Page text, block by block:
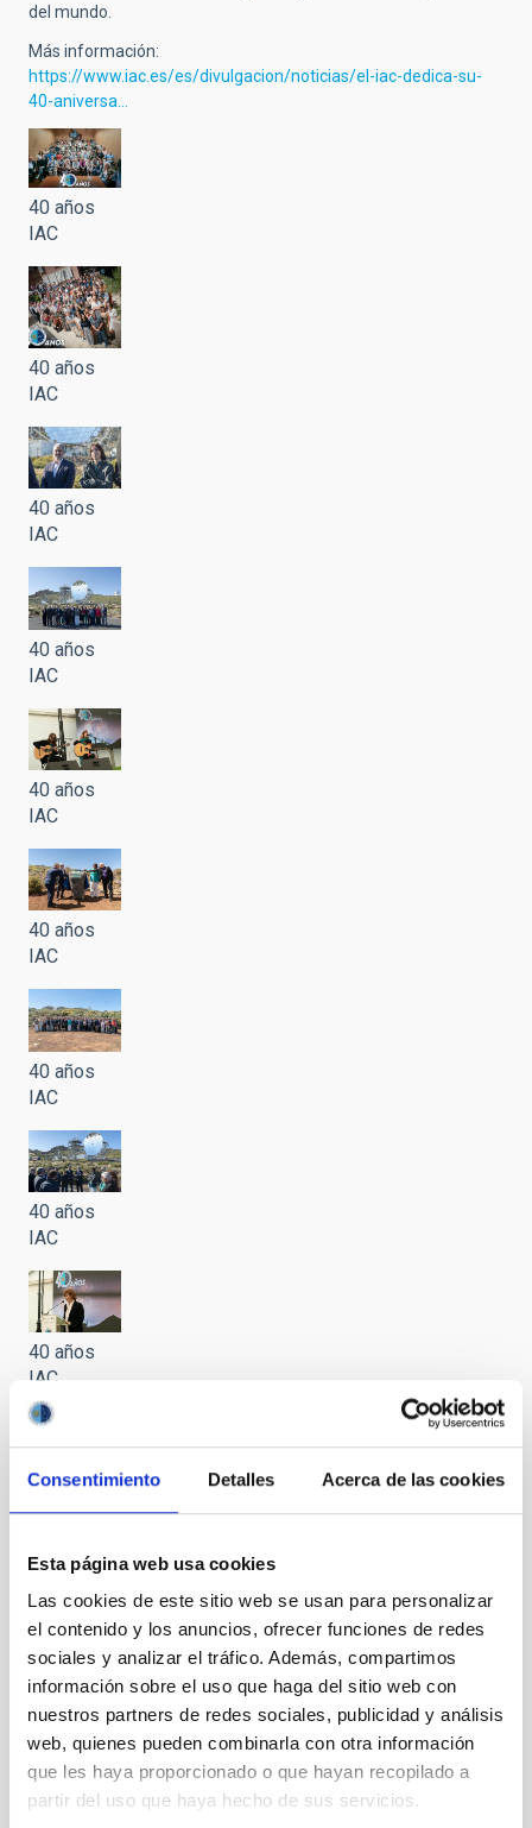
Consentimiento Detalles Acerca de las cookies
Esta página web usa cookies
Las cookies de este sitio web se usan para personalizar
el contenido y los anuncios, ofrecer funciones de redes
sociales y analizar el tráfico. Además, compartimos
información sobre el uso que haga del sitio web con
nuestros partners de redes sociales, publicidad y análisis
web, quienes pueden combinarla con otra información
que les haya proporcionado o que hayan recopilado a
partir del uso que haya hecho de sus servicios.
del mundo.
Más información:
https://www.iac.es/es/divulgacion/noticias/el-iac-dedica-su-
40-aniversa…
40 años
IAC
40 años
IAC
40 años
IAC
40 años
IAC
40 años
IAC
40 años
IAC
40 años
IAC
40 años
IAC
40 años
IAC
40 años
IAC
40 años
IAC
40 años
IAC